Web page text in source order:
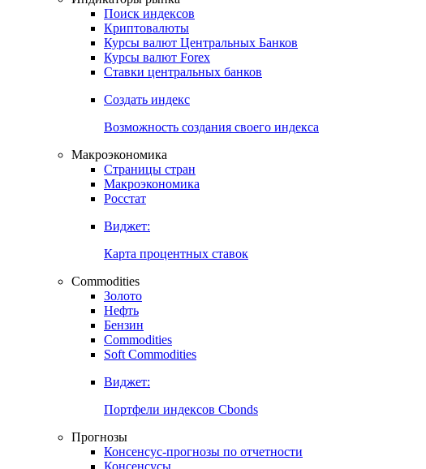
Получить доступ
Индикаторы рынка
Поиск индексов
Криптовалюты
Курсы валют Центральных Банков
Курсы валют Forex
Ставки центральных банков
Создать индекс
Возможность создания своего индекса
Макроэкономика
Страницы стран
Макроэкономика
Росстат
Виджет:
Карта процентных ставок
Commodities
Золото
Нефть
Бензин
Commodities
Soft Commodities
Виджет:
Портфели индексов Cbonds